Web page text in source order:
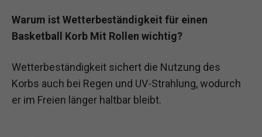
Warum ist Wetterbeständigkeit für einen
Basketball Korb Mit Rollen wichtig?
Wetterbeständigkeit sichert die Nutzung des
Korbs auch bei Regen und UV-Strahlung, wodurch
er im Freien länger haltbar bleibt.